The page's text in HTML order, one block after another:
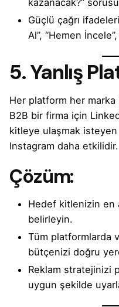
kazanacak?”
Güçlü çağrı
Al”, “Hemen
5. Yanlış
Her platform her
B2B bir firma için
kitleye ulaşmak
Instagram daha etkilidir.
Çözüm:
Hedef kitlenizin en
belirleyin.
Tüm platformlarda
bütçenizi doğru
Reklam stratejinizi
uygun şekilde